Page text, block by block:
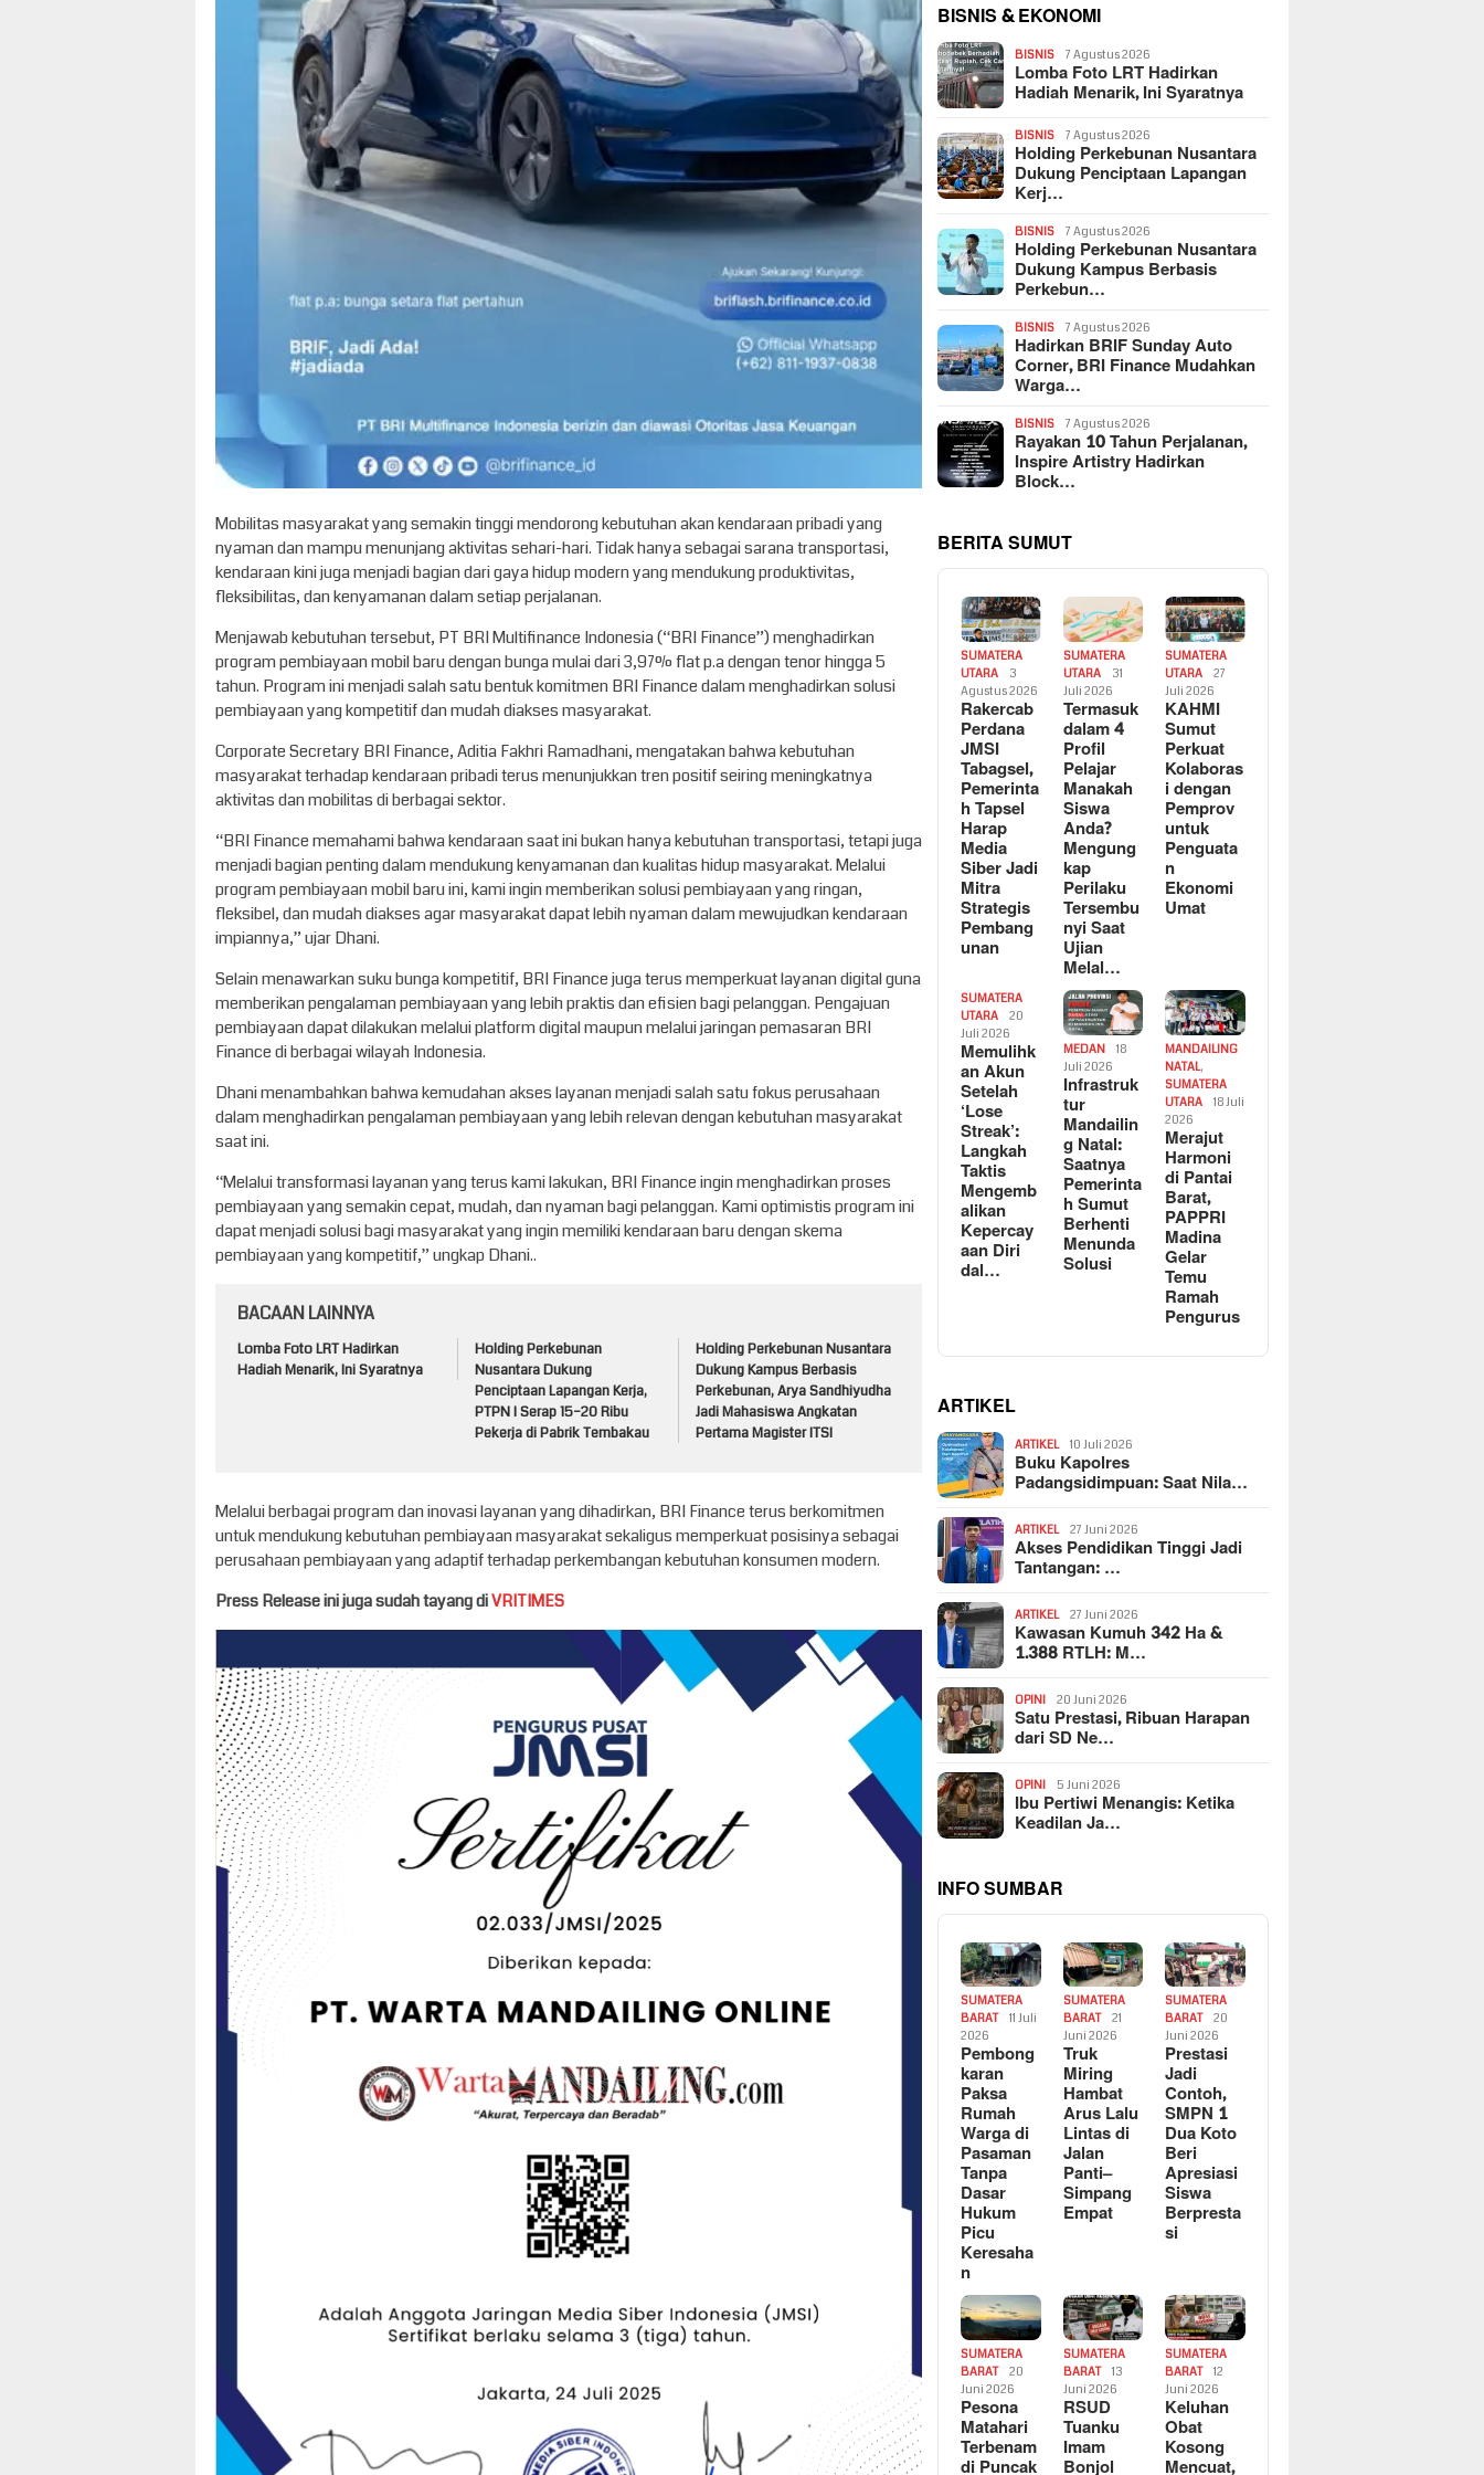
Mobilitas masyarakat yang semakin tinggi mendorong kebutuhan akan kendaraan pribadi yang
nyaman dan mampu menunjang aktivitas sehari-hari. Tidak hanya sebagai sarana transportasi,
kendaraan kini juga menjadi bagian dari gaya hidup modern yang mendukung produktivitas,
fleksibilitas, dan kenyamanan dalam setiap perjalanan.
Menjawab kebutuhan tersebut, PT BRI Multifinance Indonesia (“BRI Finance”) menghadirkan
program pembiayaan mobil baru dengan bunga mulai dari 3,97% flat p.a dengan tenor hingga 5
tahun. Program ini menjadi salah satu bentuk komitmen BRI Finance dalam menghadirkan solusi
pembiayaan yang kompetitif dan mudah diakses masyarakat.
Corporate Secretary BRI Finance, Aditia Fakhri Ramadhani, mengatakan bahwa kebutuhan
masyarakat terhadap kendaraan pribadi terus menunjukkan tren positif seiring meningkatnya
aktivitas dan mobilitas di berbagai sektor.
“BRI Finance memahami bahwa kendaraan saat ini bukan hanya kebutuhan transportasi, tetapi juga
menjadi bagian penting dalam mendukung kenyamanan dan kualitas hidup masyarakat. Melalui
program pembiayaan mobil baru ini, kami ingin memberikan solusi pembiayaan yang ringan,
fleksibel, dan mudah diakses agar masyarakat dapat lebih nyaman dalam mewujudkan kendaraan
impiannya,” ujar Dhani.
Selain menawarkan suku bunga kompetitif, BRI Finance juga terus memperkuat layanan digital guna
memberikan pengalaman pembiayaan yang lebih praktis dan efisien bagi pelanggan. Pengajuan
pembiayaan dapat dilakukan melalui platform digital maupun melalui jaringan pemasaran BRI
Finance di berbagai wilayah Indonesia.
Dhani menambahkan bahwa kemudahan akses layanan menjadi salah satu fokus perusahaan
dalam menghadirkan pengalaman pembiayaan yang lebih relevan dengan kebutuhan masyarakat
saat ini.
“Melalui transformasi layanan yang terus kami lakukan, BRI Finance ingin menghadirkan proses
pembiayaan yang semakin cepat, mudah, dan nyaman bagi pelanggan. Kami optimistis program ini
dapat menjadi solusi bagi masyarakat yang ingin memiliki kendaraan baru dengan skema
pembiayaan yang kompetitif,” ungkap Dhani..
BACAAN LAINNYA
Lomba Foto LRT Hadirkan
Hadiah Menarik, Ini Syaratnya
Holding Perkebunan
Nusantara Dukung
Penciptaan Lapangan Kerja,
PTPN I Serap 15–20 Ribu
Pekerja di Pabrik Tembakau
Holding Perkebunan Nusantara
Dukung Kampus Berbasis
Perkebunan, Arya Sandhiyudha
Jadi Mahasiswa Angkatan
Pertama Magister ITSI
Melalui berbagai program dan inovasi layanan yang dihadirkan, BRI Finance terus berkomitmen
untuk mendukung kebutuhan pembiayaan masyarakat sekaligus memperkuat posisinya sebagai
perusahaan pembiayaan yang adaptif terhadap perkembangan kebutuhan konsumen modern.
Press Release ini juga sudah tayang diVRITIMES
BISNIS & EKONOMI
BISNIS 7 Agustus 2026
Lomba Foto LRT Hadirkan
Hadiah Menarik, Ini Syaratnya
BISNIS 7 Agustus 2026
Holding Perkebunan Nusantara
Dukung Penciptaan Lapangan
Kerj…
BISNIS 7 Agustus 2026
Holding Perkebunan Nusantara
Dukung Kampus Berbasis
Perkebun…
BISNIS 7 Agustus 2026
Hadirkan BRIF Sunday Auto
Corner, BRI Finance Mudahkan
Warga…
BISNIS 7 Agustus 2026
Rayakan 10 Tahun Perjalanan,
Inspire Artistry Hadirkan
Block…
BERITA SUMUT
SUMATERA
UTARA
3
Agustus 2026
Rakercab
Perdana
JMSI
Tabagsel,
Pemerinta
h Tapsel
Harap
Media
Siber Jadi
Mitra
Strategis
Pembang
unan
SUMATERA
UTARA
31
Juli 2026
Termasuk
dalam 4
Profil
Pelajar
Manakah
Siswa
Anda?
Mengung
kap
Perilaku
Tersembu
nyi Saat
Ujian
Melal…
SUMATERA
UTARA
27
Juli 2026
KAHMI
Sumut
Perkuat
Kolaboras
i dengan
Pemprov
untuk
Penguata
n
Ekonomi
Umat
SUMATERA
UTARA
20
Juli 2026
Memulihk
an Akun
Setelah
‘Lose
Streak’:
Langkah
Taktis
Mengemb
alikan
Kepercay
aan Diri
dal…
MEDAN
18
Juli 2026
Infrastruk
tur
Mandailin
g Natal:
Saatnya
Pemerinta
h Sumut
Berhenti
Menunda
Solusi
MANDAILING
NATAL,
SUMATERA
UTARA
18 Juli
2026
Merajut
Harmoni
di Pantai
Barat,
PAPPRI
Madina
Gelar
Temu
Ramah
Pengurus
ARTIKEL
ARTIKEL 10 Juli 2026
Buku Kapolres
Padangsidimpuan: Saat Nila…
ARTIKEL 27 Juni 2026
Akses Pendidikan Tinggi Jadi
Tantangan: …
ARTIKEL 27 Juni 2026
Kawasan Kumuh 342 Ha &
1.388 RTLH: M…
OPINI 20 Juni 2026
Satu Prestasi, Ribuan Harapan
dari SD Ne…
OPINI 5 Juni 2026
Ibu Pertiwi Menangis: Ketika
Keadilan Ja…
INFO SUMBAR
SUMATERA
BARAT
11 Juli
2026
Pembong
karan
Paksa
Rumah
Warga di
Pasaman
Tanpa
Dasar
Hukum
Picu
Keresaha
n
SUMATERA
BARAT
21
Juni 2026
Truk
Miring
Hambat
Arus Lalu
Lintas di
Jalan
Panti–
Simpang
Empat
SUMATERA
BARAT
20
Juni 2026
Prestasi
Jadi
Contoh,
SMPN 1
Dua Koto
Beri
Apresiasi
Siswa
Berpresta
si
SUMATERA
BARAT
20
Juni 2026
Pesona
Matahari
Terbenam
di Puncak
SUMATERA
BARAT
13
Juni 2026
RSUD
Tuanku
Imam
Bonjol
SUMATERA
BARAT
12
Juni 2026
Keluhan
Obat
Kosong
Mencuat,